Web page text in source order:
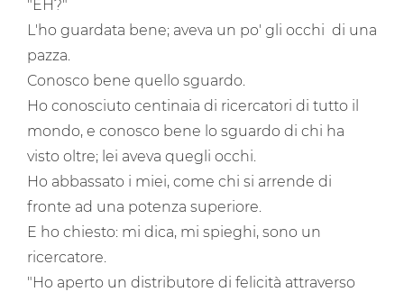
"EH?"
L'ho guardata bene; aveva un po' gli occhi di una
pazza.
Conosco bene quello sguardo.
Ho conosciuto centinaia di ricercatori di tutto il
mondo, e conosco bene lo sguardo di chi ha
visto oltre; lei aveva quegli occhi.
Ho abbassato i miei, come chi si arrende di
fronte ad una potenza superiore.
E ho chiesto: mi dica, mi spieghi, sono un
ricercatore.
"Ho aperto un distributore di felicità attraverso